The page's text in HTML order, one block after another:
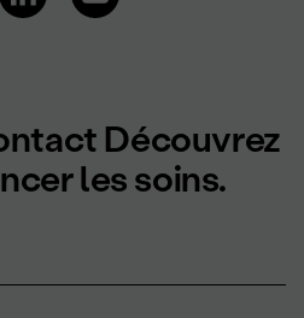
Découvrez
les soins.